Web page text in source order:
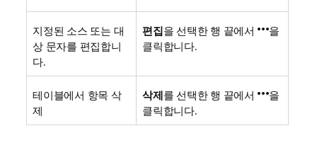
지정된 소스 또는 대
상 문자를 편집합니
다.
편집을 선택한 행 끝에서
을
클릭합니다.
테이블에서 항목 삭
제
삭제를 선택한 행 끝에서
을
클릭합니다.